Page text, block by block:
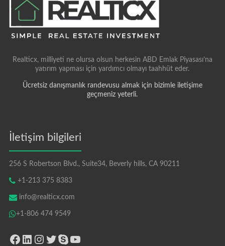
Realticx, milliyeti ne olursa olsun herkesin ABD Emlak Piyasası’na
yatırım yapması için yardımcı olmayı taahhüt eder.
Ücretsiz danışmanlık randevusu almak için bizimle iletişime
geçmeniz yeterli.
İletişim bilgileri
256 S Robertson Blvd., Suite34, Beverly hills, CA 90211
+1-213 375 8383
info@realticx.com
+1-806 474 9549